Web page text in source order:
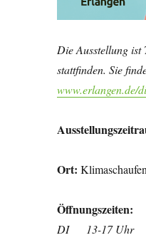
Die Ausstellung
stattfinden. Sie
www.erlangen.de/
Ort:
Öffnungszeiten:
DI 13-17 Uhr